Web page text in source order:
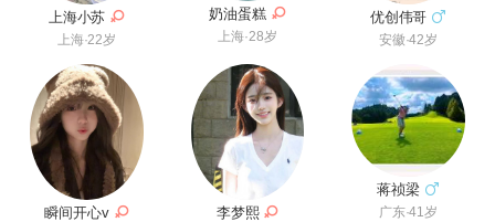
上海小苏
上海·22岁
奶油蛋糕
上海·28岁
优创伟哥
安徽·42岁
瞬间开心v 李梦熙
蒋祯梁
广东·41岁